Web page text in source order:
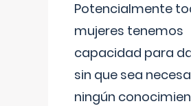
Potencialmente
mujeres tenemos
capacidad para
sin que sea
ningún